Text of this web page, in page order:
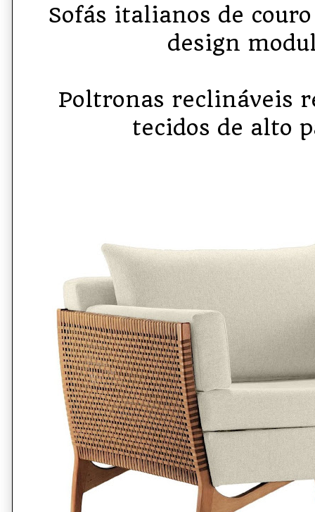
Sofás italianos de
design
Poltronas reclináveis
tecidos de alto